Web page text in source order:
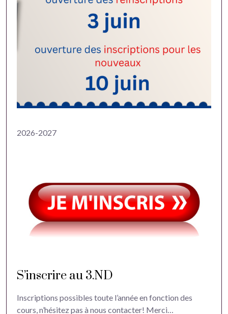
2026-2027
S’inscrire au 3.ND
Inscriptions possibles toute l’année en fonction des
cours, n’hésitez pas à nous contacter! Merci…